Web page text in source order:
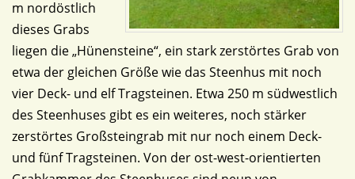
m nordöstlich
dieses Grabs
liegen die „Hünensteine“, ein stark zerstörtes Grab von
etwa der gleichen Größe wie das Steenhus mit noch
vier Deck- und elf Tragsteinen. Etwa 250 m südwestlich
des Steenhuses gibt es ein weiteres, noch stärker
zerstörtes Großsteingrab mit nur noch einem Deck-
und fünf Tragsteinen. Von der ost-west-orientierten